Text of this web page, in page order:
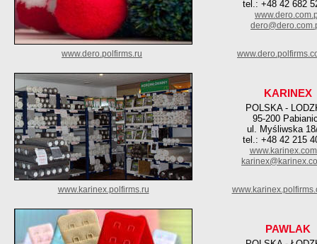
tel.: +48 42 682
www.dero.polfirms.ru
KARINEX
POLSKA -
95-200
ul. Myśliwska
tel.: +48 42 215
www.karinex.polfirms.ru
PAWLAK